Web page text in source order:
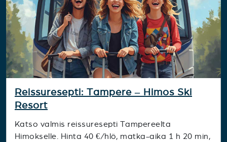
Reissuresepti: Tampere – Himos Ski
Resort
Katso valmis reissuresepti Tampereelta
Himokselle. Hinta 40 €/hlö, matka-aika 1 h 20 min,